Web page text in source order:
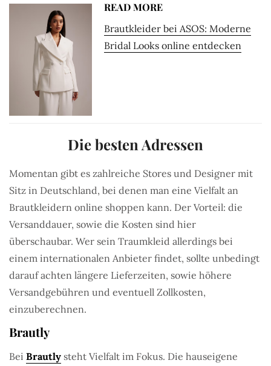
READ MORE
Brautkleider bei ASOS: Moderne
Bridal Looks online entdecken
Die besten Adressen
Momentan gibt es zahlreiche Stores und Designer mit
Sitz in Deutschland, bei denen man eine Vielfalt an
Brautkleidern online shoppen kann. Der Vorteil: die
Versanddauer, sowie die Kosten sind hier
überschaubar. Wer sein Traumkleid allerdings bei
einem internationalen Anbieter findet, sollte unbedingt
darauf achten längere Lieferzeiten, sowie höhere
Versandgebühren und eventuell Zollkosten,
einzuberechnen.
Brautly
Bei Brautly steht Vielfalt im Fokus. Die hauseigene